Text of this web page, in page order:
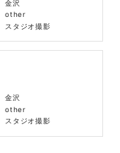
金沢
other
スタジオ撮影
金沢
other
スタジオ撮影